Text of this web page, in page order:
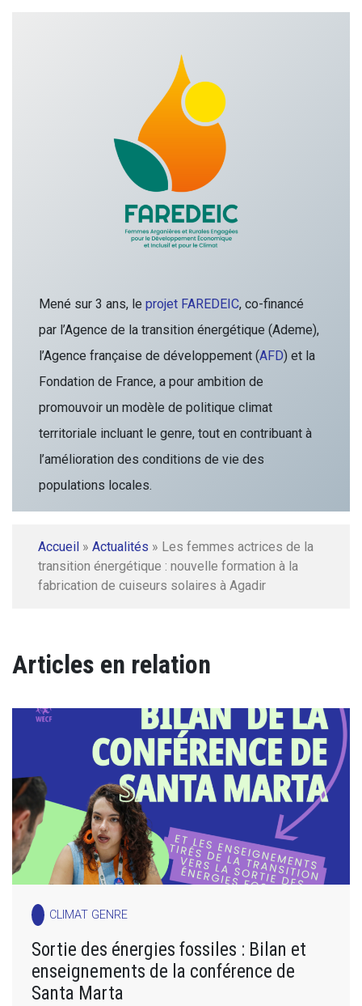
Mené sur 3 ans, leprojet FAREDEIC, co-financé
par l’Agence de la transition énergétique (Ademe),
l’Agence française de développement (AFD) et la
Fondation de France, a pour ambition de
promouvoir un modèle de politique climat
territoriale incluant le genre, tout en contribuant à
l’amélioration des conditions de vie des
populations locales.
Accueil » Actualités » Les femmes actrices de la
transition énergétique : nouvelle formation à la
fabrication de cuiseurs solaires à Agadir
Articles en relation
CLIMAT GENRE
Sortie des énergies fossiles : Bilan et
enseignements de la conférence de
Santa Marta